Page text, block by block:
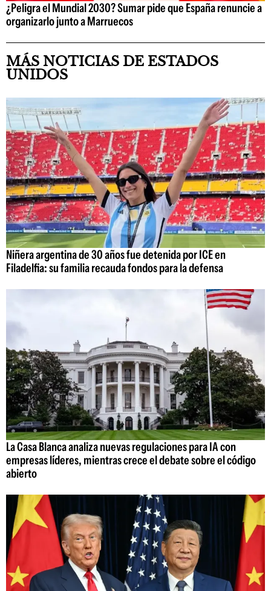
¿Peligra el Mundial 2030? Sumar pide que España renuncie a
organizarlo junto a Marruecos
MÁS NOTICIAS DE ESTADOS
UNIDOS
Niñera argentina de 30 años fue detenida por ICE en
Filadelfia: su familia recauda fondos para la defensa
La Casa Blanca analiza nuevas regulaciones para IA con
empresas líderes, mientras crece el debate sobre el código
abierto